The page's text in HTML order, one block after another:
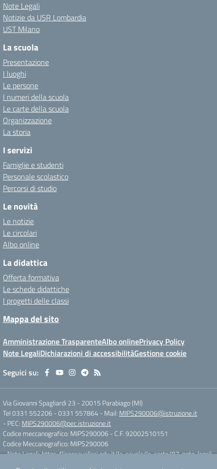
Note Legali
Notizie da USR Lombardia
UST Milano
La scuola
Presentazione
I luoghi
Le persone
I numeri della scuola
Le carte della scuola
Organizzazione
La storia
I servizi
Famiglie e studenti
Personale scolastico
Percorsi di studio
Le novità
Le notizie
Le circolari
Albo online
La didattica
Offerta formativa
Le schede didattiche
I progetti delle classi
Mappa del sito
Amministrazione TrasparenteAlbo onlinePrivacy Policy
Note LegaliDichiarazioni di accessibilitàGestione cookie
Seguici su:
Via Giovanni Spagliardi 23 - 20015 Parabiago (MI)
Tel 0331 552206 - 0331 557864- Mail: MIPS290006@istruzione.it
- PEC: MIPS290006@pec.istruzione.it
Codice meccanografico: MIPS290006 - C.F. 92002510151
Codice Meccanografico: MIPS290006
- Note Legali:https://liceocavalleri.edu.it/la-scuola/le-carte/87-note-legali